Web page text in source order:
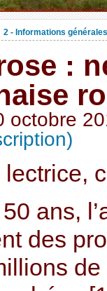
2 - Informations générales
:
octobre
ans,
des